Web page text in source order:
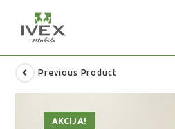
AKCIJA!
Previous Product